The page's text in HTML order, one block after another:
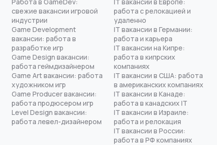
свежие вакансии игровой
индустрии
Game Development
вакансии: работа в
разработке игр
Game Design вакансии:
работа геймдизайнером
Game Art вакансии: работа
художником игр
Game Producer вакансии:
работа продюсером игр
Level Design вакансии:
работа левел-дизайнером
работа с релокацией и
удаленно
IT вакансии в Германии:
работа и карьера
IT вакансии на Кипре:
работа в кипрских
компаниях
IT вакансии в США: работа
в американских компаниях
IT вакансии в Канаде:
работа в канадских IT
IT вакансии в Израиле:
работа и релокация
IT вакансии в России:
работа в РФ компаниях